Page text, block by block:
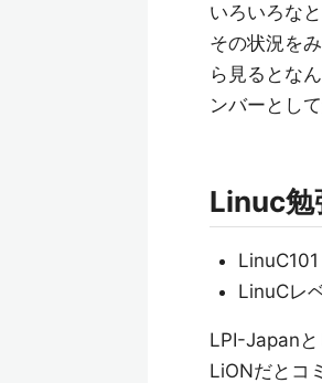
いろいろな
その状況を
ら見るとな
ンバーとし
Linuc勉
LinuCレ
LPI-Japanと
LiONだとコ